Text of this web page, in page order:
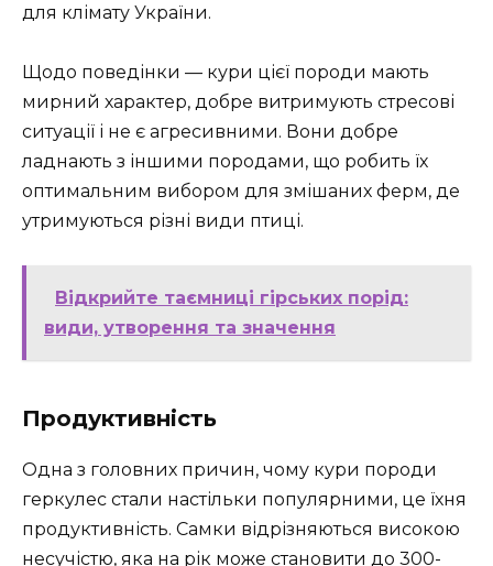
для клімату України.
Щодо поведінки — кури цієї породи мають
мирний характер, добре витримують стресові
ситуації і не є агресивними. Вони добре
ладнають з іншими породами, що робить їх
оптимальним вибором для змішаних ферм, де
утримуються різні види птиці.
Відкрийте таємниці гірських порід:
види, утворення та значення
Продуктивність
Одна з головних причин, чому кури породи
геркулес стали настільки популярними, це їхня
продуктивність. Самки відрізняються високою
несучістю, яка на рік може становити до 300-